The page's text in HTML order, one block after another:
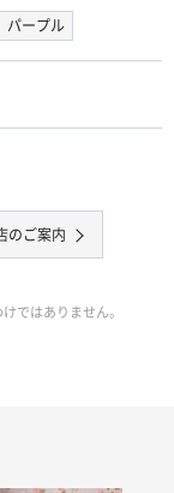
パープル
のご案内
ではありません。